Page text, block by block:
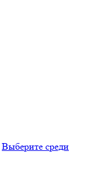
Выберите среди